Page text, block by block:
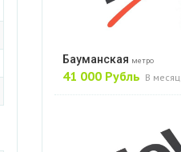
Бауманская метро
41 000 Рубль В месяц